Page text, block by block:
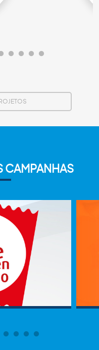
CAMPANHAS